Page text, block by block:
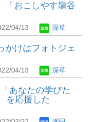
「おこしやす龍谷
04/13 深草
かけはフォトジェ
04/13 深草
あなたの学びた
を応援した